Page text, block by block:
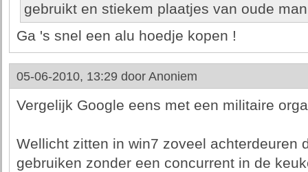
gebruikt en stiekem plaatjes van oude
Ga 's snel een alu hoedje kopen !
05-06-2010, 13:29 door Anoniem
Vergelijk Google eens met een militaire
Wellicht zitten in win7 zoveel achterdeuren
gebruiken zonder een concurrent in de